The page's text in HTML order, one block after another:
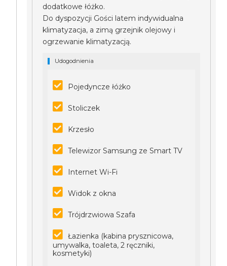
dodatkowe łóżko.
Do dyspozycji Gości latem indywidualna
klimatyzacja, a zimą grzejnik olejowy i
ogrzewanie klimatyzacją.
Udogodnienia
Pojedyncze łóżko
Stoliczek
Krzesło
Telewizor Samsung ze Smart TV
Internet Wi-Fi
Widok z okna
Trójdrzwiowa Szafa
Łazienka (kabina prysznicowa,
umywalka, toaleta, 2 ręczniki,
kosmetyki)